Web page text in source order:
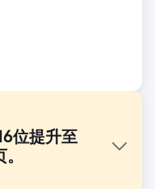
位提升至